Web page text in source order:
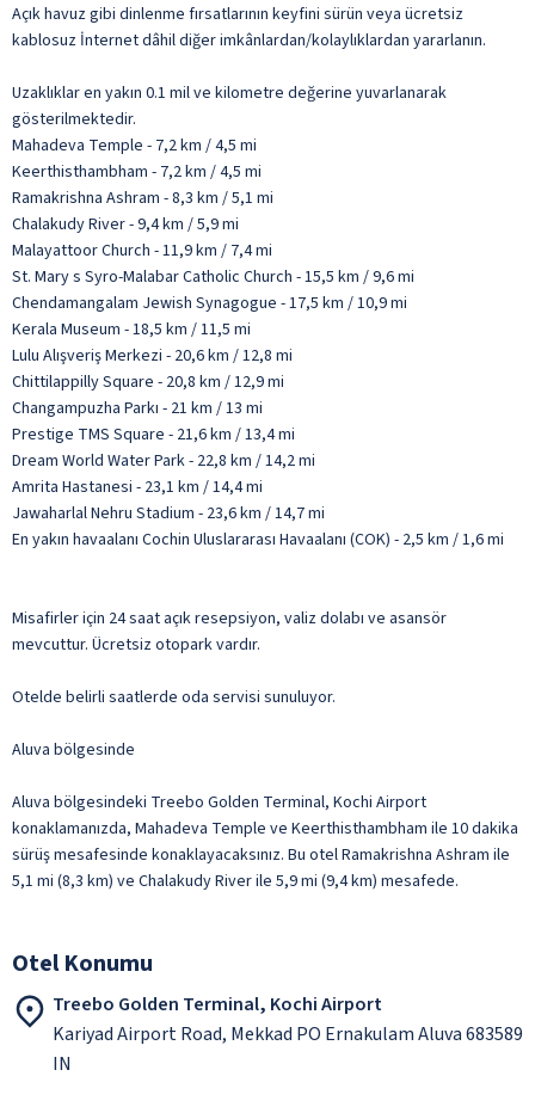
Açık havuz gibi dinlenme fırsatlarının keyfini sürün veya ücretsiz
kablosuz İnternet dâhil diğer imkânlardan/kolaylıklardan yararlanın.
Uzaklıklar en yakın 0.1 mil ve kilometre değerine yuvarlanarak
gösterilmektedir.
Mahadeva Temple - 7,2 km / 4,5 mi
Keerthisthambham - 7,2 km / 4,5 mi
Ramakrishna Ashram - 8,3 km / 5,1 mi
Chalakudy River - 9,4 km / 5,9 mi
Malayattoor Church - 11,9 km / 7,4 mi
St. Mary s Syro-Malabar Catholic Church - 15,5 km / 9,6 mi
Chendamangalam Jewish Synagogue - 17,5 km / 10,9 mi
Kerala Museum - 18,5 km / 11,5 mi
Lulu Alışveriş Merkezi - 20,6 km / 12,8 mi
Chittilappilly Square - 20,8 km / 12,9 mi
Changampuzha Parkı - 21 km / 13 mi
Prestige TMS Square - 21,6 km / 13,4 mi
Dream World Water Park - 22,8 km / 14,2 mi
Amrita Hastanesi - 23,1 km / 14,4 mi
Jawaharlal Nehru Stadium - 23,6 km / 14,7 mi
En yakın havaalanı Cochin Uluslararası Havaalanı (COK) - 2,5 km / 1,6 mi
Misafirler için 24 saat açık resepsiyon, valiz dolabı ve asansör
mevcuttur. Ücretsiz otopark vardır.
Otelde belirli saatlerde oda servisi sunuluyor.
Aluva bölgesinde
Aluva bölgesindeki Treebo Golden Terminal, Kochi Airport
konaklamanızda, Mahadeva Temple ve Keerthisthambham ile 10 dakika
sürüş mesafesinde konaklayacaksınız. Bu otel Ramakrishna Ashram ile
5,1 mi (8,3 km) ve Chalakudy River ile 5,9 mi (9,4 km) mesafede.
Otel Konumu
Treebo Golden Terminal, Kochi Airport
Kariyad Airport Road, Mekkad PO Ernakulam Aluva 683589
IN